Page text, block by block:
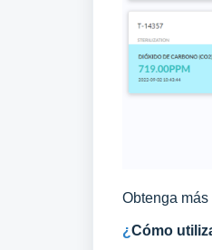
Obtenga
¿Cómo